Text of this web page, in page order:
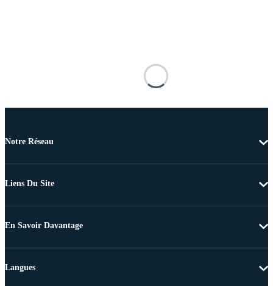
Notre Réseau
Liens Du Site
En Savoir Davantage
Langues